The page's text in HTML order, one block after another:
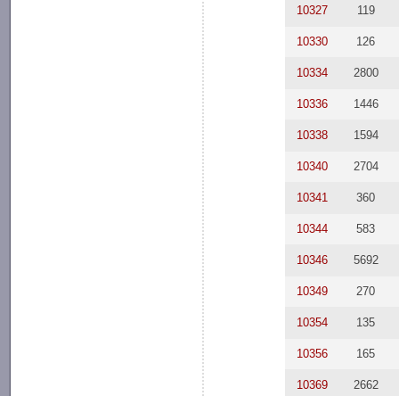
10327 119
10330 126
10334 2800
10336 1446
10338 1594
10340 2704
10341 360
10344 583
10346 5692
10349 270
10354 135
10356 165
10369 2662